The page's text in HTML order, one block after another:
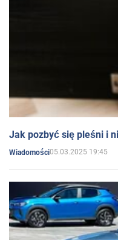
Jak pozbyć się pleśni i
Wiadomości05.03.2025 19:45